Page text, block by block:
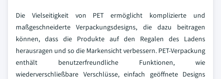
Die Vielseitigkeit von PET ermöglicht komplizierte und
maßgeschneiderte Verpackungsdesigns, die dazu beitragen
können, dass die Produkte auf den Regalen des Ladens
herausragen und so die Markensicht verbessern. PET-Verpackung
enthält benutzerfreundliche Funktionen, wie
wiederverschließbare Verschlüsse, einfach geöffnete Designs